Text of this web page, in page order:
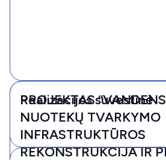
PROJEKTAS
NUOTEKŲ TVARKYMO
INFRASTRUKTŪROS
REKONSTRUKCIJA IR
Realizacijos suvestinė